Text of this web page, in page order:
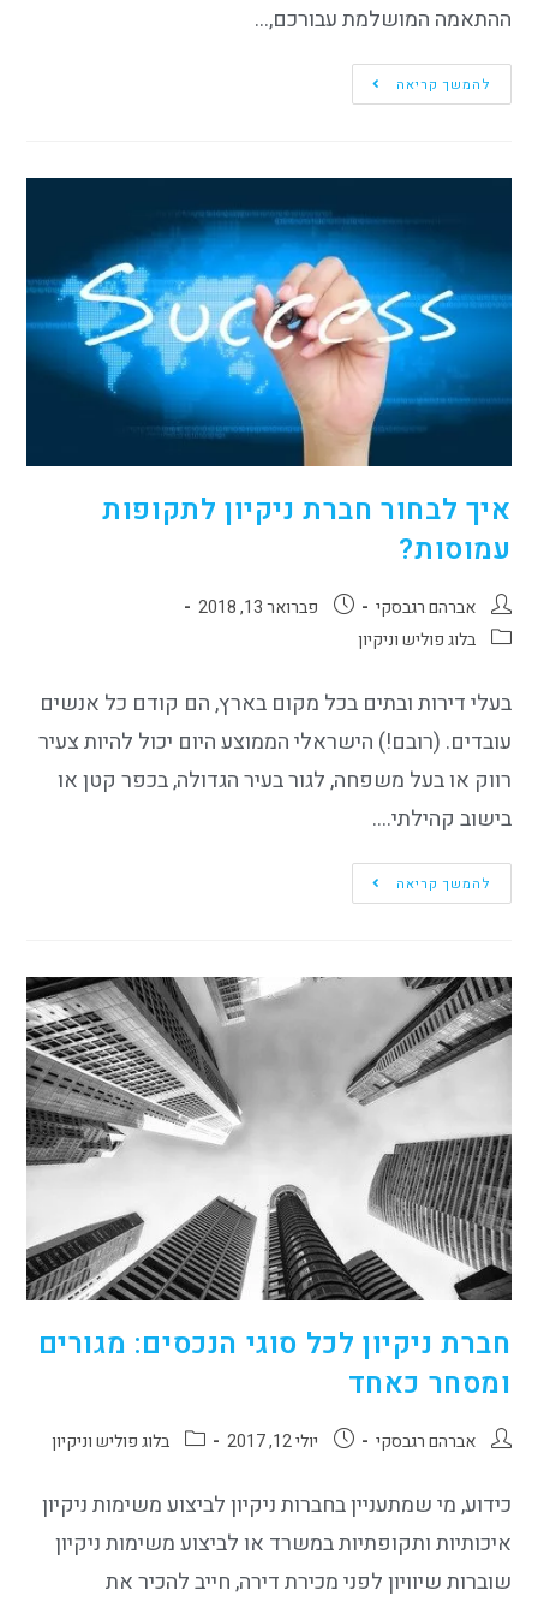
ההתאמה המושלמת עבורכם,…
להמשך קריאה
איך לבחור חברת ניקיון לתקופות
עמוסות?
אברהם רגבסקי
פברואר 13, 2018
בלוג פוליש וניקיון
בעלי דירות ובתים בכל מקום בארץ, הם קודם כל אנשים
עובדים. (רובם!) הישראלי הממוצע היום יכול להיות צעיר
רווק או בעל משפחה, לגור בעיר הגדולה, בכפר קטן או
בישוב קהילתי.…
להמשך קריאה
חברת ניקיון לכל סוגי הנכסים: מגורים
ומסחר כאחד
אברהם רגבסקי יולי 12, 2017 בלוג פוליש וניקיון
כידוע, מי שמתעניין בחברות ניקיון לביצוע משימות ניקיון
איכותיות ותקופתיות במשרד או לביצוע משימות ניקיון
שוברות שיוויון לפני מכירת דירה, חייב להכיר את